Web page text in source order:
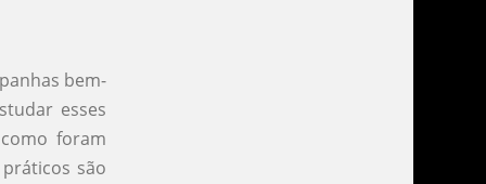
bem-
esses
foram
são